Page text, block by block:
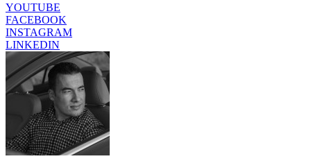
YOUTUBE
FACEBOOK
INSTAGRAM
LINKEDIN